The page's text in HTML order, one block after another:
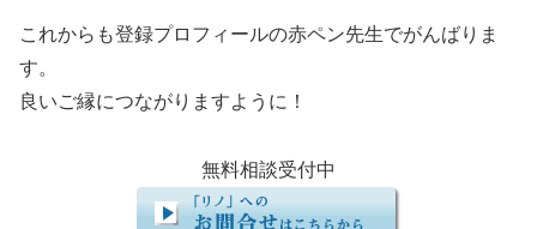
これからも登録プロフィールの赤ペン先生でがんばりま
す。
良いご縁につながりますように！
無料相談受付中